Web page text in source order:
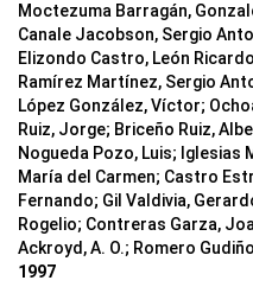
Moctezuma Barragán,
Canale Jacobson, Sergio
Elizondo Castro, León
Ramírez Martínez, Sergio
López González, Víctor;
Ruiz, Jorge; Briceño Ruiz,
Nogueda Pozo, Luis; Iglesias
María del Carmen; Castro
Fernando; Gil Valdivia,
Rogelio; Contreras Garza,
Ackroyd, A. O.; Romero
1997